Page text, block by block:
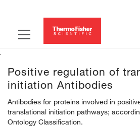
Positive regulation of
initiation Antibodies
Antibodies for proteins involved in
translational initiation pathways;
Ontology Classification.